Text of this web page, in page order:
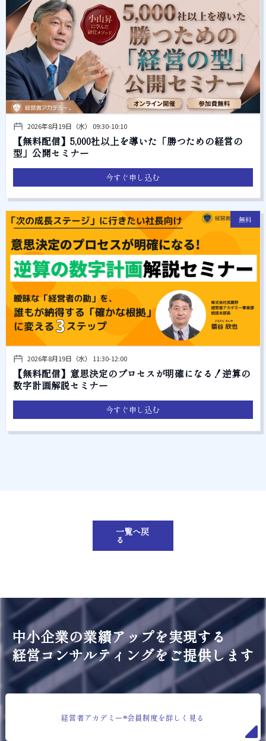
2026年8月19日（水） 09:30-10:10
【無料配信】5,000社以上を導いた「勝つための経営の
型」公開セミナー
今すぐ申し込む
無料
2026年8月19日（水） 11:30-12:00
【無料配信】意思決定のプロセスが明確になる！逆算の
数字計画解説セミナー
今すぐ申し込む
一覧へ戻
る
中小企業の業績アップを実現する
経営コンサルティングをご提供します
経営者アカデミー®会員制度を詳しく見る